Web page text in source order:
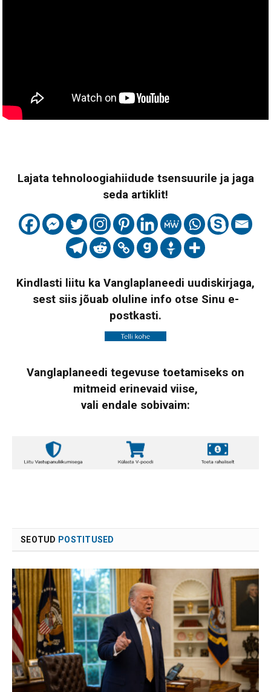
Lajata tehnoloogiahiidude tsensuurile ja jaga
seda artiklit!
Kindlasti liitu ka Vanglaplaneedi uudiskirjaga,
sest siis jõuab oluline info otse Sinu e-
postkasti.
Vanglaplaneedi tegevuse toetamiseks on
mitmeid erinevaid viise,
vali endale sobivaim:
SEOTUD POSTITUSED